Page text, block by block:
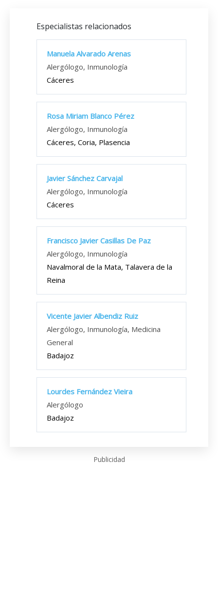
Especialistas relacionados
Manuela Alvarado Arenas
Alergólogo, Inmunología
Cáceres
Rosa Miriam Blanco Pérez
Alergólogo, Inmunología
Cáceres, Coria, Plasencia
Javier Sánchez Carvajal
Alergólogo, Inmunología
Cáceres
Francisco Javier Casillas De Paz
Alergólogo, Inmunología
Navalmoral de la Mata, Talavera de la
Reina
Vicente Javier Albendiz Ruiz
Alergólogo, Inmunología, Medicina
General
Badajoz
Lourdes Fernández Vieira
Alergólogo
Badajoz
Publicidad